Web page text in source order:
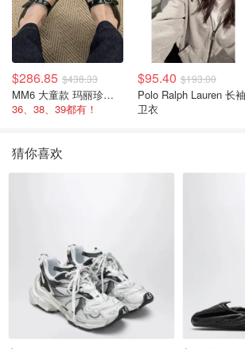
$286.85 $438.33
MM6 大童款 玛丽珍鞋 黑色
36、38、39都有！
$95.40 $193.00
Polo Ralph Lauren 长袖
卫衣
猜你喜欢